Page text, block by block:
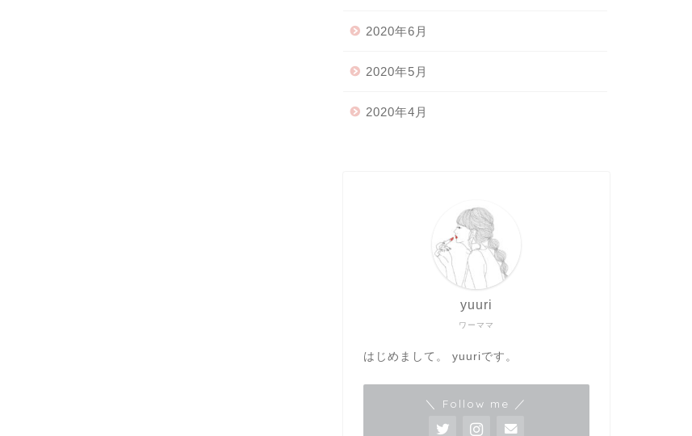
2020年6月
2020年5月
2020年4月
ワーママ
yuuri
はじめまして。 yuuriです。
＼ Follow me ／